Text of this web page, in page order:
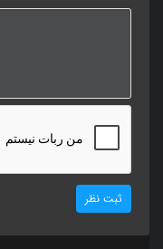
ثبت نظر